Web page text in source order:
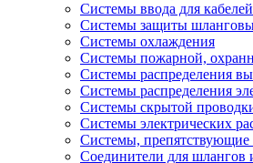
Системы ввода для
Системы защиты
Системы охлаждения
Системы пожарной,
Системы распределения
Системы распределения
Системы скрытой
Системы электрических
Системы, препятствующие
Соединители для шлангов